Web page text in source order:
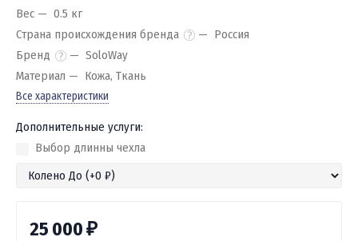
Вес
0.5 кг
Страна происхождения бренда
Россия
Бренд
SoloWay
Материал
Кожа, Ткань
Все характеристики
Дополнительные услуги:
Выбор длинны чехла
25 000₽